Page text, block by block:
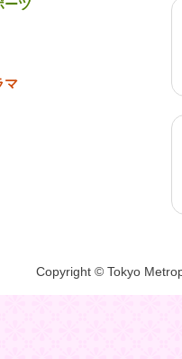
ーツ
マ
Copyright © Tokyo